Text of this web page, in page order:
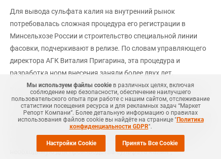
Для вывода сульфата калия на внутренний рынок
потребовалась сложная процедура его регистрации в
Минсельхозе России и строительство специальной линии
фасовки, подчеркивают в релизе. По словам управляющего
директора АГК Виталия Пригарина, эта процедура и
разработка норм внесения заняли более двух лет.
"В 2022 году налаженные цепочки поставок были нарушены,
поэтому "Русал" решил переориентировать продукцию
Ачинского комбината калия на внутренний рынок. АГК – наш
единственный глиноземный завод, который перерабатывает
нефелиновую руду и имеет всю технологическую цепочку,
необходимую для производства сульфата калия", –
Мы используем файлы cookieв различных целях, включая
соблюдение мер безопасности, обеспечение наилучшего
пользовательского опыта при работе с нашим сайтом, отслеживание
статистики посещения ресурса и для рекламных задач “Маркет
Репорт Компани”. Более детальную информацию о правилах
использования файлов cookie вы найдёте на странице "Политика
конфиденциальности GDPR".
Настройки Cookie Принять Все Cookie